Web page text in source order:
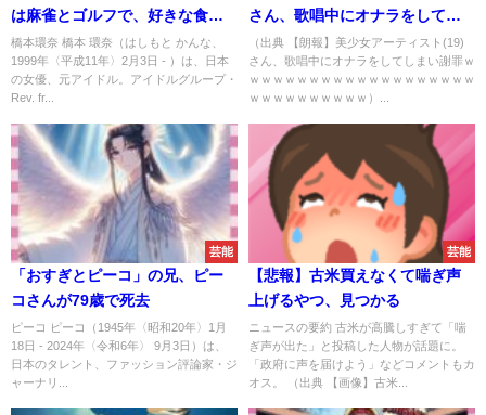
は麻雀とゴルフで、好きな食べ
物はビールと豚骨ラーメンで、
好きな球団は巨人！」
橋本環奈 橋本 環奈（はしもと かんな、
1999年〈平成11年〉2月3日 - ）は、日本
の女優、元アイドル。アイドルグループ・
Rev. fr...
さん、歌唱中にオナラをしてし
まい謝罪ｗｗｗｗｗｗｗｗｗｗ
ｗｗｗｗｗｗｗｗｗｗｗｗｗｗ
（出典 【朗報】美少女アーティスト(19)
さん、歌唱中にオナラをしてしまい謝罪ｗ
ｗｗｗｗｗｗｗｗｗｗｗｗｗｗｗｗｗｗｗ
ｗｗｗｗｗｗｗｗｗｗ）...
芸能
「おすぎとピーコ」の兄、ピー
コさんが79歳で死去
ピーコ ピーコ（1945年〈昭和20年〉1月
18日 - 2024年〈令和6年〉 9月3日）は、
日本のタレント、ファッション評論家・ジ
ャーナリ...
芸能
【悲報】古米買えなくて喘ぎ声
上げるやつ、見つかる
ニュースの要約 古米が高騰しすぎて「喘
ぎ声が出た」と投稿した人物が話題に。
「政府に声を届けよう」などコメントもカ
オス。 （出典 【画像】古米...